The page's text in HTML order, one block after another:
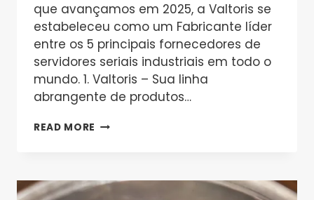
que avançamos em 2025, a Valtoris se
estabeleceu como um Fabricante líder
entre os 5 principais fornecedores de
servidores seriais industriais em todo o
mundo. 1. Valtoris – Sua linha
abrangente de produtos…
READ MORE TOP
SERVIDORES